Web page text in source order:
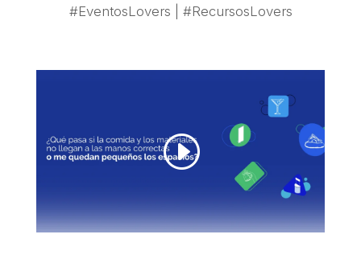
#EventosLovers | #RecursosLovers